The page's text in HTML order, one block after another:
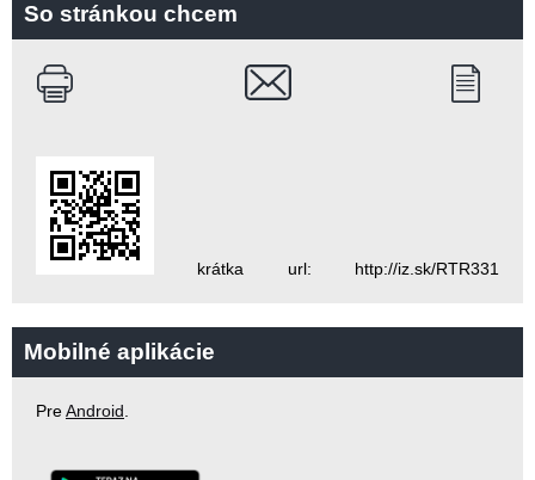
So stránkou chcem
krátka url: http://iz.sk/RTR331
Mobilné aplikácie
PreAndroid.